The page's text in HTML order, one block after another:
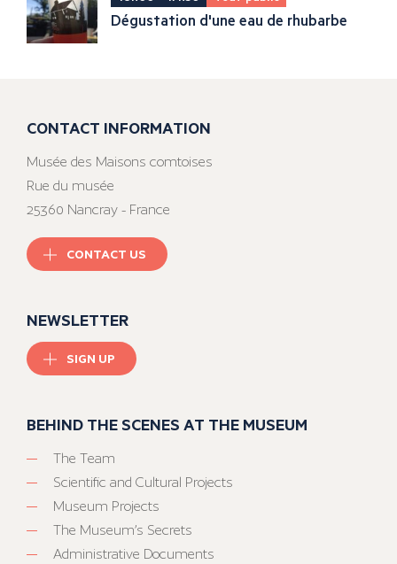
Dégustation d'une eau de rhubarbe
CONTACT INFORMATION
Musée des Maisons comtoises
Rue du musée
25360 Nancray - France
CONTACT US
NEWSLETTER
SIGN UP
BEHIND THE SCENES AT THE MUSEUM
The Team
Scientific and Cultural Projects
Museum Projects
The Museum’s Secrets
Administrative Documents